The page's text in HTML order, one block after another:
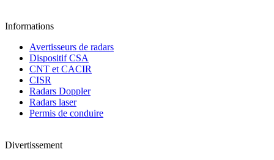
Informations
Avertisseurs de radars
Dispositif CSA
CNT et CACIR
CISR
Radars Doppler
Radars laser
Permis de conduire
Divertissement